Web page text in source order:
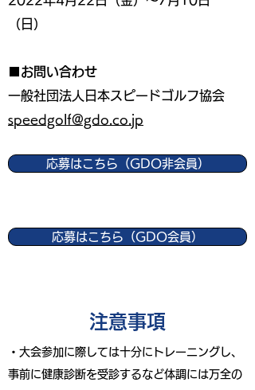
（日）
■お問い合わせ
一般社団法人日本スピードゴルフ協会
speedgolf@gdo.co.jp
応募はこちら（GDO非会員）
応募はこちら（GDO会員）
​注意事項
・大会参加に際しては十分にトレーニングし、
事前に健康診断を受診するなど体調には万全の